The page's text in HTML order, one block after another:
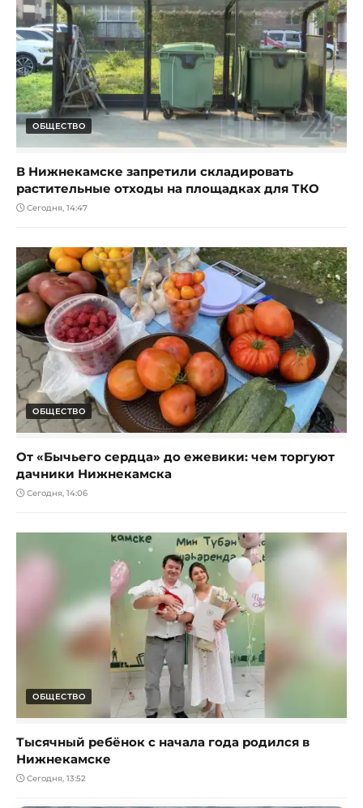
ОБЩЕСТВО
В Нижнекамске запретили складировать
растительные отходы на площадках для ТКО
Сегодня, 14:47
ОБЩЕСТВО
От «Бычьего сердца» до ежевики: чем торгуют
дачники Нижнекамска
Сегодня, 14:06
ОБЩЕСТВО
Тысячный ребёнок с начала года родился в
Нижнекамске
Сегодня, 13:52